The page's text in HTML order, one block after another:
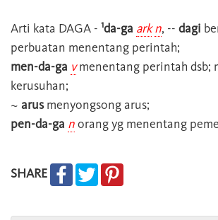
Arti kata DAGA - 1da-ga ark n, -- dagi
perbuatan menentang perintah;
men-da-ga vmenentang perintah dsb;
kerusuhan;
~ arusmenyongsong arus;
pen-da-ga norang yg menentang
SHARE